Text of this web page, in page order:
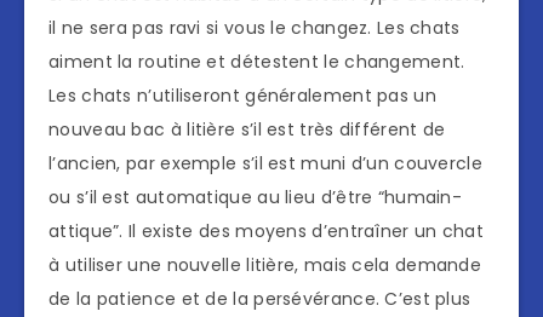
il ne sera pas ravi si vous le changez. Les chats
aiment la routine et détestent le changement.
Les chats n’utiliseront généralement pas un
nouveau bac à litière s’il est très différent de
l’ancien, par exemple s’il est muni d’un couvercle
ou s’il est automatique au lieu d’être “humain-
attique”. Il existe des moyens d’entraîner un chat
à utiliser une nouvelle litière, mais cela demande
de la patience et de la persévérance. C’est plus